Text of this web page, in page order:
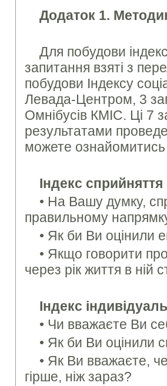
Додаток 1.
Для побудови
запитання взяті з
побудови Індексу
Левада-Центром, 3
Омнібусів КМІС. Ці 7
результа­тами
можете ознайомитись
Індекс
• На Вашу думку,
правильному
• Як би Ви оцiнили
• Якщо говорити
через рiк життя в
Індекс
• Чи вважаєте Ви
• Як би Ви оцінили
• Як Ви вважаєте,
гiрше, нiж зараз?